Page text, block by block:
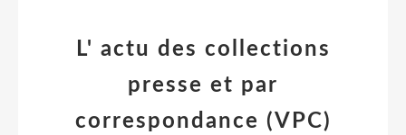
L' actu des collections
presse et par
correspondance (VPC)